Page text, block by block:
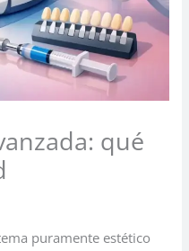
qué
puramente estético